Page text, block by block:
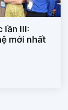
lần III:
mới nhất